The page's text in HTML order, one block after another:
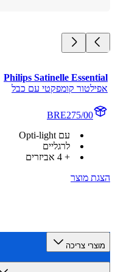
Philips Satinelle
קומפקטי עם כבל
BRE275/00
עם Opti-light
לרגליים
+ 4 אביזרים
מוצר
צריכה